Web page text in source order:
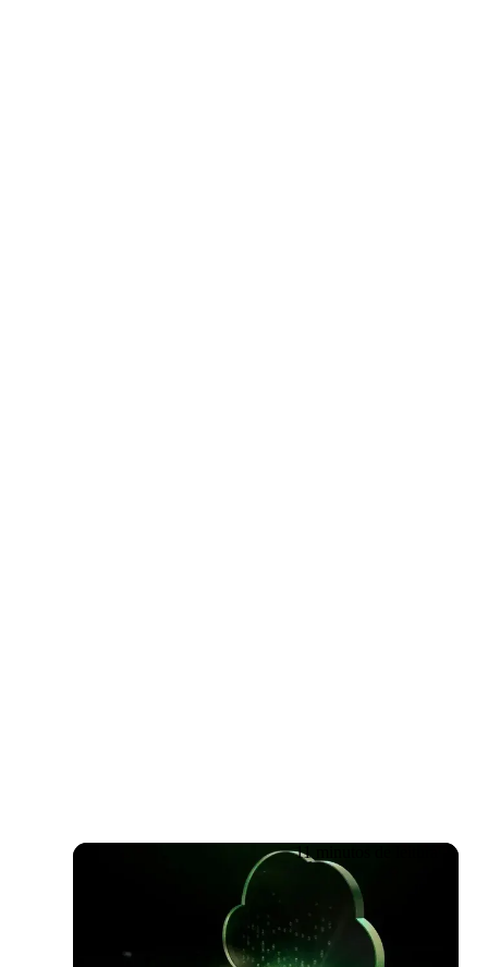
11 minutos de leitura